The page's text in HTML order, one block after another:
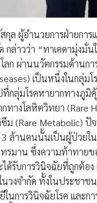
ล ผู้อำนวยการฝ่ายกา
กล่าวว่า “ทาเคดามุ่งมั่น
ก ผ่านนวัตกรรมด้านกา
เป็นหนึ่งในกลุ่ม
กลุ่มโรคหายากทางภูมิ
ทางโลหิตวิทยา (Rare
ซึม (Rare Metabolic) ปั
ล้านคนนั้นเป็นผู้ป่วยใ
รมาน ซึ่งความท้าทายข
ได้รับการวินิจฉัยที่ถูกต้อง
นวงจำกัด ทั้งในประชาช
นการวินิจฉัยโรค และกา